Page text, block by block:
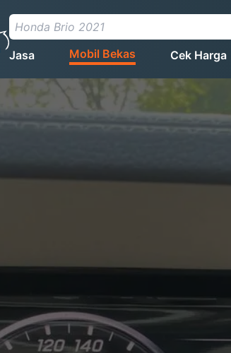
Jasa Mobil Bekas Cek Harga